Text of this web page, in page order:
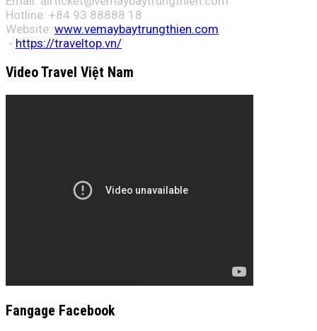
Hotline: +84 93 88888 18
Website: www.vemaybaytrungthien.com
- https://traveltop.vn/
Video Travel Việt Nam
Fangage Facebook